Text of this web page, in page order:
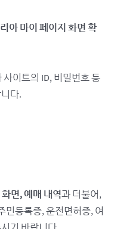
아 마이 페이지 화면 확
이트의 ID, 비밀번호 등
다.
면, 예매 내역과 더불어,
민등록증, 운전면허증, 여